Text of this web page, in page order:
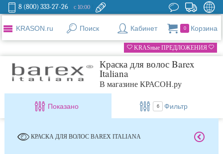
8 (800) 333-27-26 с 10:00
KRASON.ru Поиск Кабинет 0 Корзина
KRASные ПРЕДЛОЖЕНИЯ
Краска для волос Barex
Italiana
В магазине КРАСОН.ру
Показано 6 Фильтр
КРАСКА ДЛЯ ВОЛОС BAREX ITALIANA